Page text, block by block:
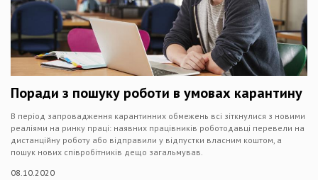
Поради з пошуку роботи в умовах карантину
В період запровадження карантинних обмежень всі зіткнулися з новими
реаліями на ринку праці: наявних працівників роботодавці перевели на
дистанційну роботу або відправили у відпустки власним коштом, а
пошук нових співробітників дещо загальмував.
08.10.2020